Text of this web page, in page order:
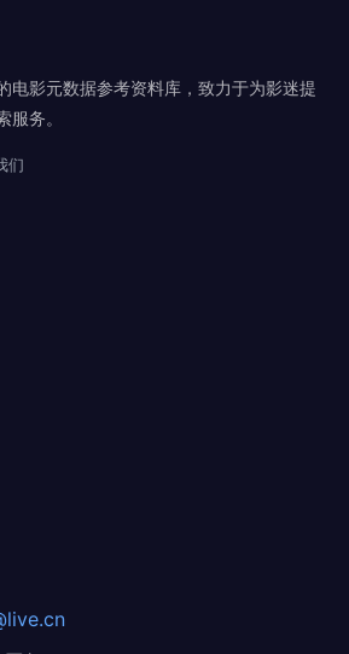
电影元数据参考资料库，致力于为影迷提
务。
们